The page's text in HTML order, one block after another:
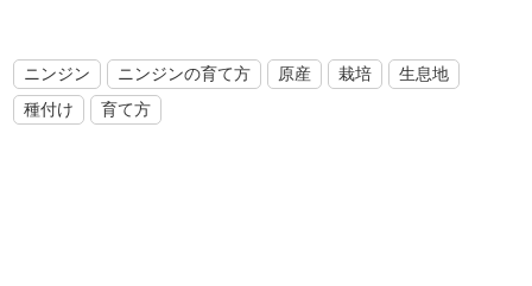
ニンジン ニンジンの育て方 原産 栽培
生息地
種付け
育て方